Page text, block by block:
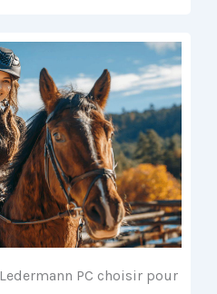
PC choisir pour